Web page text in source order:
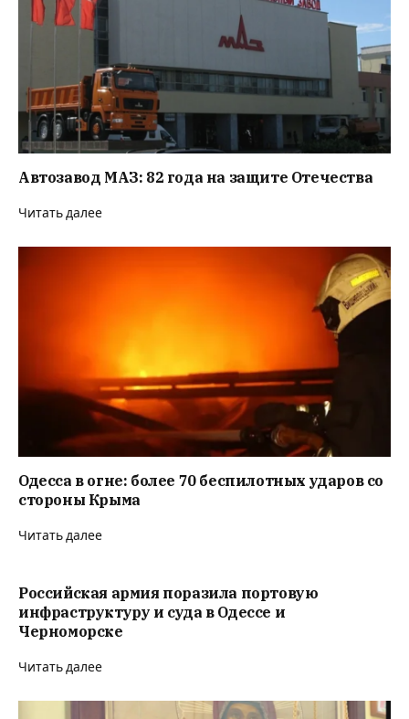
Автозавод МАЗ: 82 года на защите Отечества
Читать далее
Одесса в огне: более 70 беспилотных ударов со
стороны Крыма
Читать далее
Российская армия поразила портовую
инфраструктуру и суда в Одессе и
Черноморске
Читать далее